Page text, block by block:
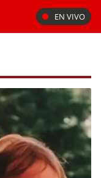
EN VIVO